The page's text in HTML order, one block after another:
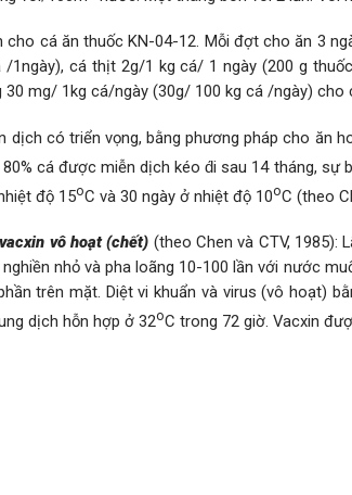
cho cá ăn thuốc KN-04-12. Mỗi đợt cho ăn 3
1ngày), cá thịt 2g/1 kg cá/ 1 ngày (200 g
mg/ 1kg cá/ngày (30g/ 100 kg cá /ngày) cho
dịch có triển vọng, bằng phương pháp cho ăn
cá được miễn dịch kéo d́i sau 14 tháng, sự
độ 15oC và 30 ngày ở nhiệt độ 10oC (theo
vô hoạt (chết) (theo Chen và CTV, 1985):
nhỏ và pha loãng 10-100 lần với nước
trên mặt. Diệt vi khuẩn và virus (vô hoạt)
dịch hỗn hợp ở 32oC trong 72 giờ. Vacxin